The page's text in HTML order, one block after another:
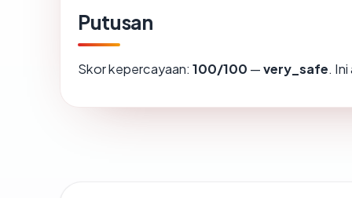
Putusan
Skor kepercayaan: 100/100 —very_safe.